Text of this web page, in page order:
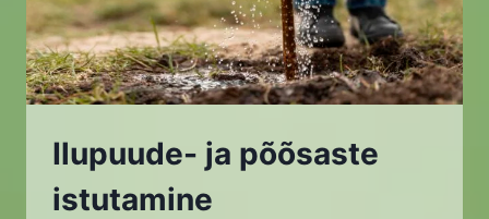
Ilupuude- ja põõsaste
istutamine